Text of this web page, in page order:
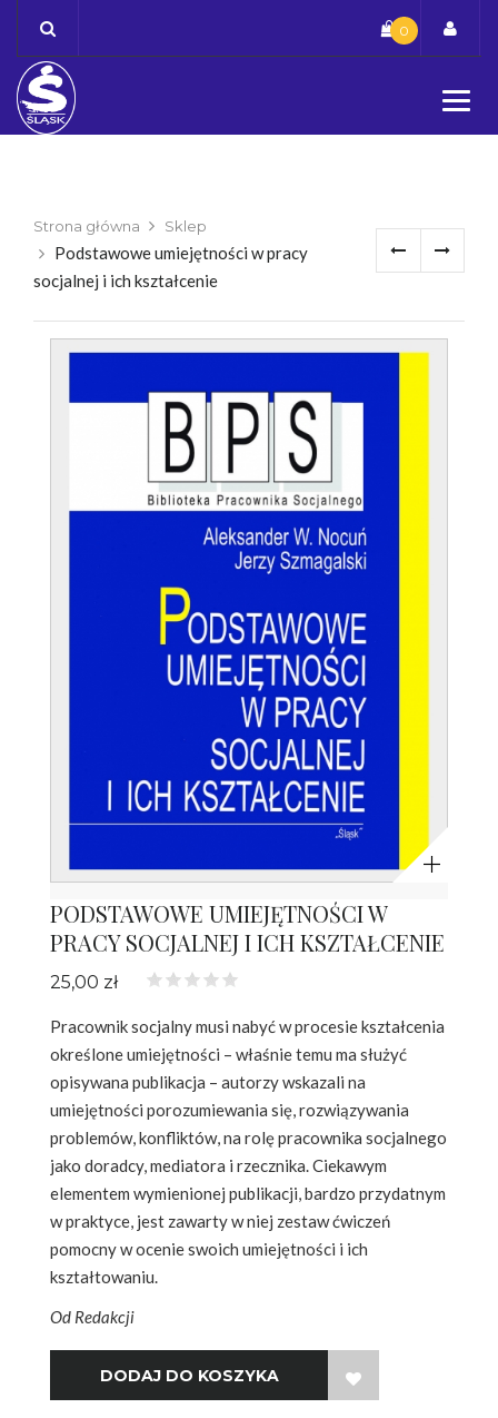
content
0
Strona główna Sklep
Podstawowe umiejętności w pracy
socjalnej i ich kształcenie
PODSTAWOWE UMIEJĘTNOŚCI W
PRACY SOCJALNEJ I ICH KSZTAŁCENIE
25,00 zł
Pracownik socjalny musi nabyć w procesie kształcenia
określone umiejętności – właśnie temu ma służyć
opisywana publikacja – autorzy wskazali na
umiejętności porozumiewania się, rozwiązywania
problemów, konfliktów, na rolę pracownika socjalnego
jako doradcy, mediatora i rzecznika. Ciekawym
elementem wymienionej publikacji, bardzo przydatnym
w praktyce, jest zawarty w niej zestaw ćwiczeń
pomocny w ocenie swoich umiejętności i ich
kształtowaniu.
Od Redakcji
WISH LIST